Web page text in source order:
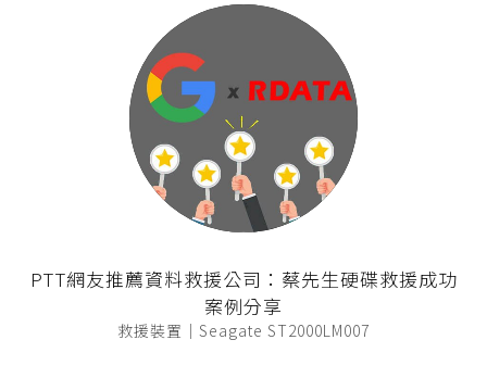
PTT網友推薦資料救援公司：蔡先生硬碟救援成功
案例分享
救援裝置｜Seagate ST2000LM007